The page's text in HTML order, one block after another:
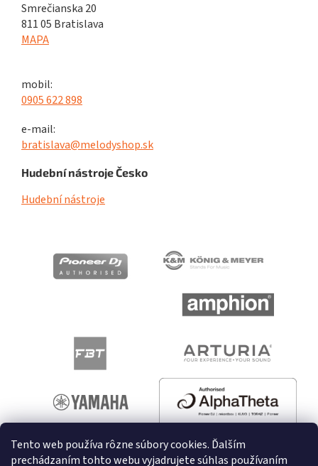
Tento web používa rôzne súbory cookies. Ďalším
prechádzaním tohto webu vyjadrujete súhlas používaním
Smrečianska 20
811 05 Bratislava
MAPA
mobil:
0905 622 898
e-mail:
bratislava@melodyshop.sk
Hudební nástroje Česko
Hudební nástroje